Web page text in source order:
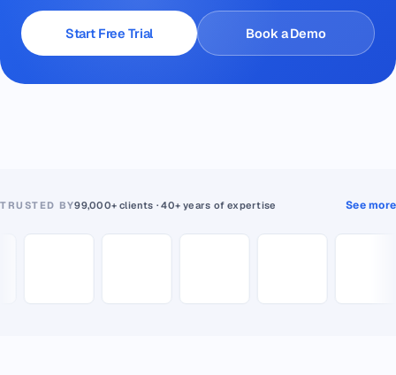
Start Free Trial Book a Demo
TRUSTED BY99,000+ clients · 40+ years of expertise See more